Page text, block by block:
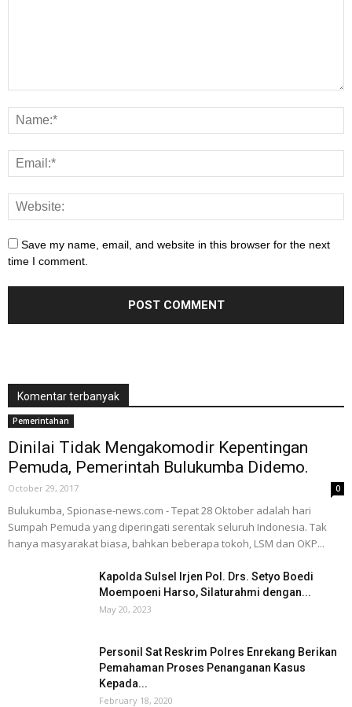
Save my name, email, and website in this browser for the next
time I comment.
Komentar terbanyak
Pemerintahan
Dinilai Tidak Mengakomodir Kepentingan
Pemuda, Pemerintah Bulukumba Didemo.
October 29, 2017 0
Bulukumba, Spionase-news.com - Tepat 28 Oktober adalah hari
Sumpah Pemuda yang diperingati serentak seluruh Indonesia. Tak
hanya masyarakat biasa, bahkan beberapa tokoh, LSM dan OKP...
Kapolda Sulsel Irjen Pol. Drs. Setyo Boedi
Moempoeni Harso, Silaturahmi dengan...
May 20, 2023
Personil Sat Reskrim Polres Enrekang Berikan
Pemahaman Proses Penanganan Kasus
Kepada...
February 18, 2020